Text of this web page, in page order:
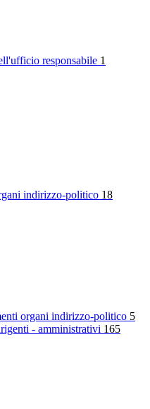
responsabile 1
indirizzo-politico 18
organi indirizzo-politico 5
- amministrativi 165